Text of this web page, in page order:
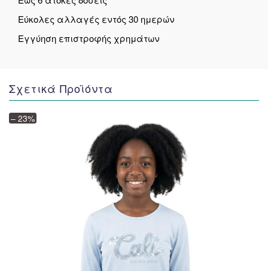
Εύκολες αλλαγές εντός 30 ημερών
Εγγύηση επιστροφής χρημάτων
Σχετικά Προϊόντα
– 23%